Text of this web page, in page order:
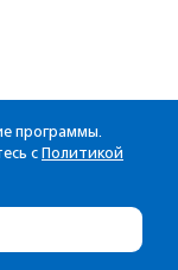
программы.
с Политикой